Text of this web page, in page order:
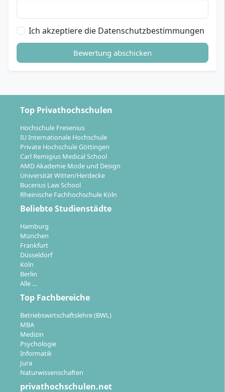
Ich akzeptiere die Datenschutzbestimmungen
Bewertung abschicken
Top Privathochschulen
Hochschule Fresenius
IU Internationale Hochschule
Private Hochschule Göttingen
Carl Remigius Medical School
AMD Akademie Mode und Design
Universität Witten/Herdecke
Bucerius Law School
Rheinische Fachhochschule Köln
Beliebte Studienstädte
Hamburg
München
Frankfurt
Düsseldorf
Köln
Berlin
Alle …
Top Fachbereiche
Betriebswirtschaftslehre (BWL)
MBA
Medizin
Psychologie
Informatik
Jura
Naturwissenschaften
privathochschulen.net